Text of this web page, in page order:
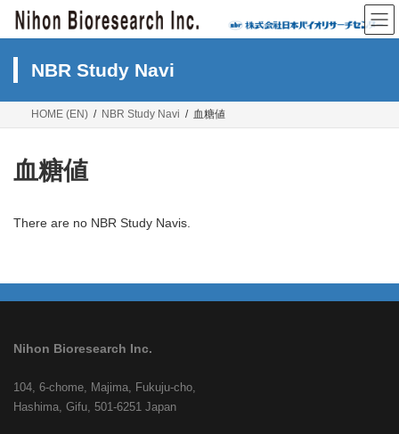
NBR Study Navi
HOME (EN) NBR Study Navi 血糖値
血糖値
There are no NBR Study Navis.
Nihon Bioresearch Inc.
104, 6-chome, Majima, Fukuju-cho,
Hashima, Gifu, 501-6251 Japan